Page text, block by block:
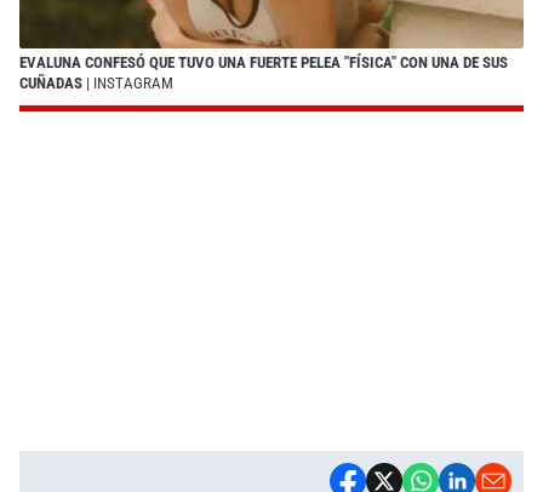
EVALUNA CONFESÓ QUE TUVO UNA FUERTE PELEA "FÍSICA" CON UNA DE SUS
CUÑADAS | INSTAGRAM